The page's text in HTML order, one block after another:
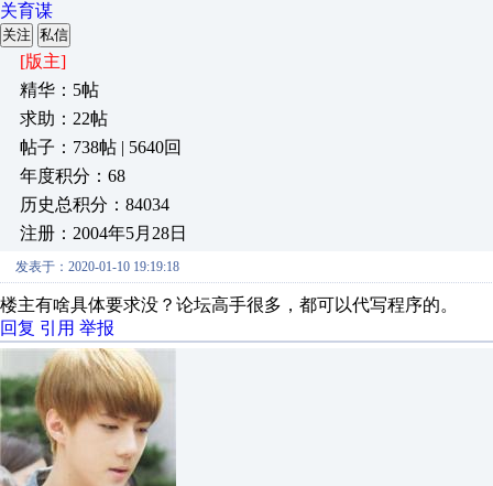
关育谋
关注 私信
[版主]
精华：5帖
求助：22帖
帖子：738帖 | 5640回
年度积分：68
历史总积分：84034
注册：2004年5月28日
发表于：2020-01-10 19:19:18
楼主有啥具体要求没？论坛高手很多，都可以代写程序的。
回复 引用 举报